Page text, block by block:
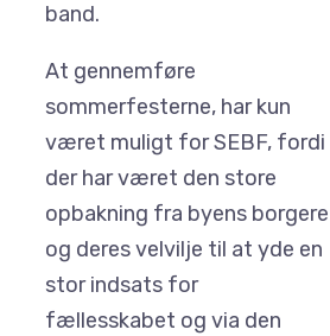
band.
At gennemføre
sommerfesterne, har kun
været muligt for SEBF, fordi
der har været den store
opbakning fra byens borgere
og deres velvilje til at yde en
stor indsats for
fællesskabet og via den